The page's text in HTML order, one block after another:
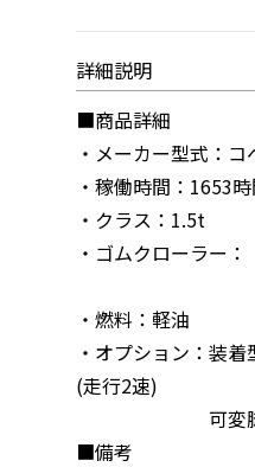
詳細説明
■商品詳細
・メーカー型式：
・稼働時間：1653
・クラス：1.5t
・ゴムクローラー
・燃料：軽油
・オプション：装
(走行2速)
可変脚
■備考